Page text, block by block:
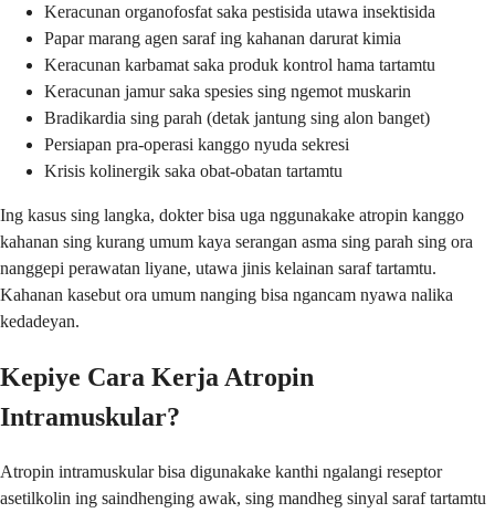
Keracunan organofosfat saka pestisida utawa insektisida
Papar marang agen saraf ing kahanan darurat kimia
Keracunan karbamat saka produk kontrol hama tartamtu
Keracunan jamur saka spesies sing ngemot muskarin
Bradikardia sing parah (detak jantung sing alon banget)
Persiapan pra-operasi kanggo nyuda sekresi
Krisis kolinergik saka obat-obatan tartamtu
Ing kasus sing langka, dokter bisa uga nggunakake atropin kanggo
kahanan sing kurang umum kaya serangan asma sing parah sing ora
nanggepi perawatan liyane, utawa jinis kelainan saraf tartamtu.
Kahanan kasebut ora umum nanging bisa ngancam nyawa nalika
kedadeyan.
Kepiye Cara Kerja Atropin
Intramuskular?
Atropin intramuskular bisa digunakake kanthi ngalangi reseptor
asetilkolin ing saindhenging awak, sing mandheg sinyal saraf tartamtu